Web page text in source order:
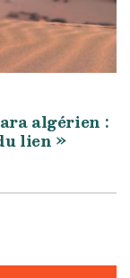
algérien :
lien »